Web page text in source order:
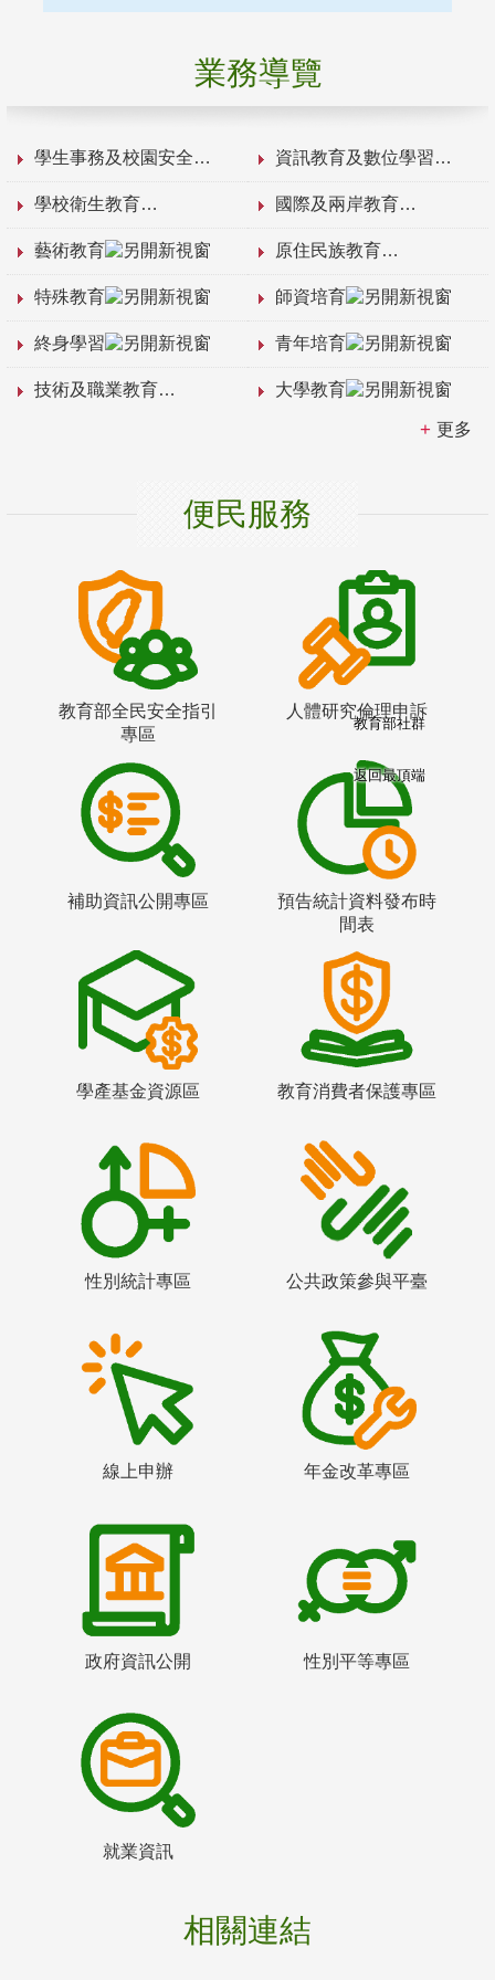
業務導覽
學生事務及校園安全 資訊教育及數位學習
學校衛生教育 國際及兩岸教育
藝術教育 原住民族教育
特殊教育 師資培育
終身學習 青年培育
技術及職業教育 大學教育
更多
便民服務
教育部全民安全指引
專區
人體研究倫理申訴
補助資訊公開專區
預告統計資料發布時
間表
學產基金資源區 教育消費者保護專區
性別統計專區 公共政策參與平臺
線上申辦 年金改革專區
政府資訊公開 性別平等專區
就業資訊
相關連結
教育部社群
返回最頂端